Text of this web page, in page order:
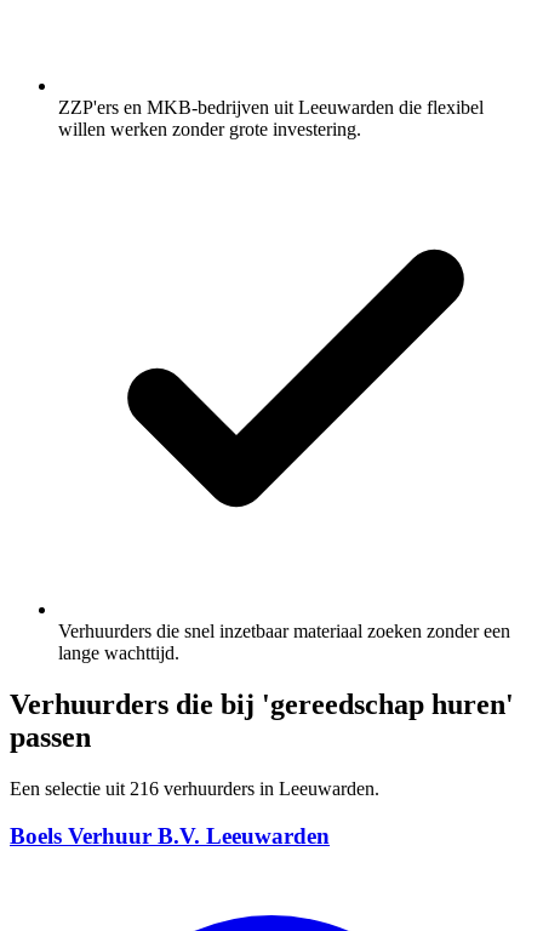
ZZP'ers en MKB-bedrijven uit Leeuwarden die flexibel
willen werken zonder grote investering.
Verhuurders die snel inzetbaar materiaal zoeken zonder een
lange wachttijd.
Verhuurders die bij 'gereedschap huren'
passen
Een selectie uit 216 verhuurders in Leeuwarden.
Boels Verhuur B.V. Leeuwarden